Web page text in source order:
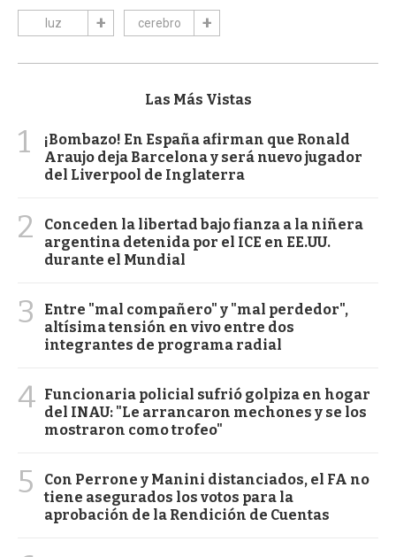
luz cerebro
Las Más Vistas
1
¡Bombazo! En España afirman que Ronald
Araujo deja Barcelona y será nuevo jugador
del Liverpool de Inglaterra
2
Conceden la libertad bajo fianza a la niñera
argentina detenida por el ICE en EE.UU.
durante el Mundial
3
Entre "mal compañero" y "mal perdedor",
altísima tensión en vivo entre dos
integrantes de programa radial
4 Funcionaria policial sufrió golpiza en hogar
del INAU: "Le arrancaron mechones y se los
mostraron como trofeo"
5
Con Perrone y Manini distanciados, el FA no
tiene asegurados los votos para la
aprobación de la Rendición de Cuentas